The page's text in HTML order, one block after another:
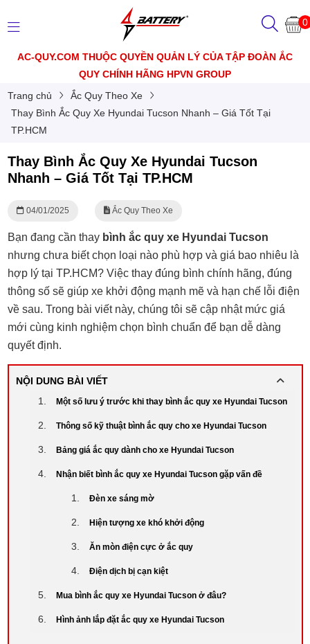
0
AC-QUY.COM THUỘC QUYỀN QUẢN LÝ CỦA TẬP ĐOÀN ẮC
QUY CHÍNH HÃNG HPVN GROUP
Trang chủ
Ắc Quy Theo Xe
Thay Bình Ắc Quy Xe Hyundai Tucson Nhanh – Giá Tốt Tại
TP.HCM
Thay Bình Ắc Quy Xe Hyundai Tucson
Nhanh – Giá Tốt Tại TP.HCM
04/01/2025 Ắc Quy Theo Xe
Bạn đang cần thay bình ắc quy xe Hyundai Tucson
nhưng chưa biết chọn loại nào phù hợp và giá bao nhiêu là
hợp lý tại TP.HCM? Việc thay đúng bình chính hãng, đúng
thông số sẽ giúp xe khởi động mạnh mẽ và hạn chế lỗi điện
về sau. Trong bài viết này, chúng tôi sẽ cập nhật mức giá
mới cùng kinh nghiệm chọn bình chuẩn để bạn dễ dàng
quyết định.
NỘI DUNG BÀI VIẾT
Một số lưu ý trước khi thay bình ắc quy xe Hyundai Tucson
Thông số kỹ thuật bình ắc quy cho xe Hyundai Tucson
Bảng giá ắc quy dành cho xe Hyundai Tucson
Nhận biết bình ắc quy xe Hyundai Tucson gặp vấn đề
Đèn xe sáng mờ
Hiện tượng xe khó khởi động
Ăn mòn điện cực ở ắc quy
Điện dịch bị cạn kiệt
Mua bình ắc quy xe Hyundai Tucson ở đâu?
Hình ảnh lắp đặt ắc quy xe Hyundai Tucson